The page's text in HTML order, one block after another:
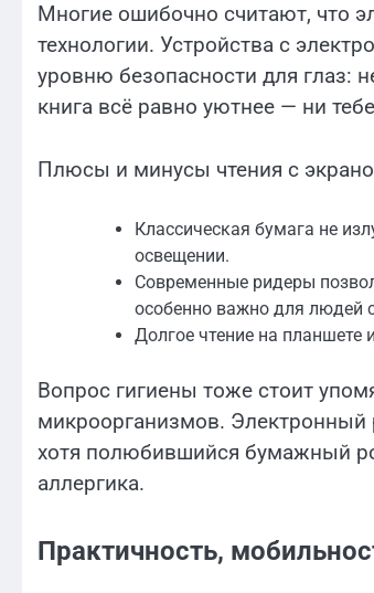
Многие ошибочно считают, что
технологии. Устройства с
уровню безопасности для глаз:
книга всё равно уютнее — ни
Плюсы и минусы чтения с
Классическая бумага не
освещении.
Современные ридеры
особенно важно для людей
Долгое чтение на
Вопрос гигиены тоже стоит
микроорганизмов.
хотя полюбившийся бумажный
аллергика.
Практичность,